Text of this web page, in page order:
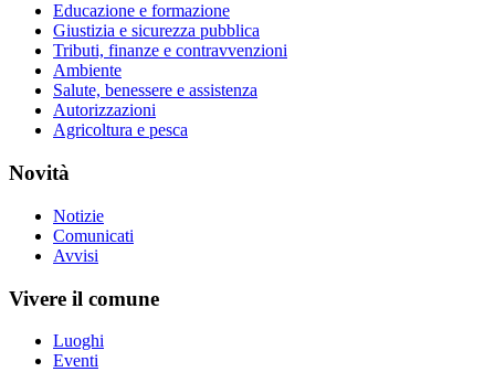
Educazione e formazione
Giustizia e sicurezza pubblica
Tributi, finanze e contravvenzioni
Ambiente
Salute, benessere e assistenza
Autorizzazioni
Agricoltura e pesca
Novità
Notizie
Comunicati
Avvisi
Vivere il comune
Luoghi
Eventi